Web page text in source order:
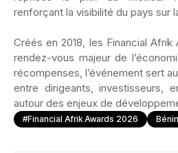
renforçant la visibilité du pays sur
‎Créés en 2018, les Financial
rendez-vous majeur de
récompenses, l’événement sert
entre dirigeants, investisseurs,
autour des enjeux de
#Financial Afrik Awards 2026 Bénin